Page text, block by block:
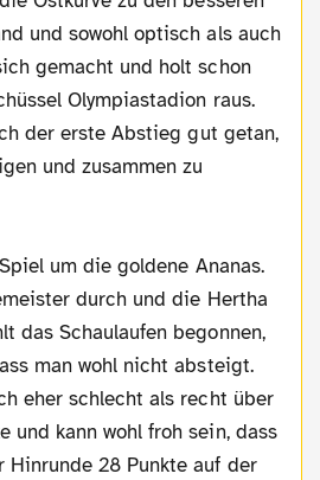
und sowohl optisch als auch
gemacht und holt schon
Olympiastadion raus.
der erste Abstieg gut getan,
und zusammen zu
um die goldene Ananas.
durch und die Hertha
das Schaulaufen begonnen,
man wohl nicht absteigt.
eher schlecht als recht über
und kann wohl froh sein, dass
Hinrunde 28 Punkte auf der